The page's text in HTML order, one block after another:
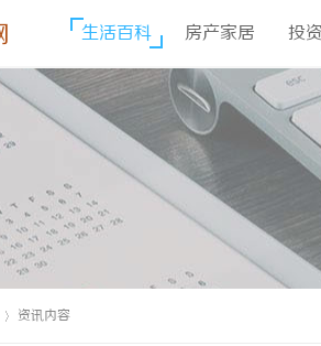
生活百科 房产家居 投
资讯内容